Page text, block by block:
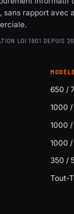
sans rapport avec
LOI 1901 DEPUIS
650 /
1000 /
1000 /
1000 /
350 /
Tout-